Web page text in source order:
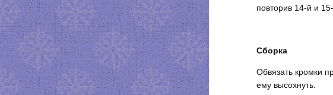
повторив 14-й и
Сборка
Обвязать кромки
ему высохнуть.